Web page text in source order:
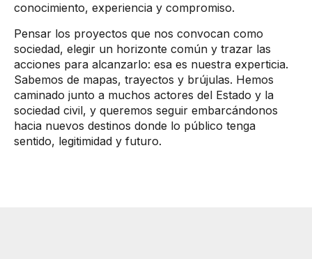
conocimiento, experiencia y compromiso.
Pensar los proyectos que nos convocan como
sociedad, elegir un horizonte común y trazar las
acciones para alcanzarlo: esa es nuestra experticia.
Sabemos de mapas, trayectos y brújulas. Hemos
caminado junto a muchos actores del Estado y la
sociedad civil, y queremos seguir embarcándonos
hacia nuevos destinos donde lo público tenga
sentido, legitimidad y futuro.